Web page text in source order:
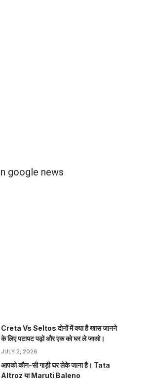
Creta Vs Seltos दोनों में क्या है खास जानने
के लिए पटापट पढ़ो और एक को घर ले जाओ।
JULY 2, 2026
आपको कौन-सी गाड़ी घर लेके जाना है। Tata
Altroz या Maruti Baleno